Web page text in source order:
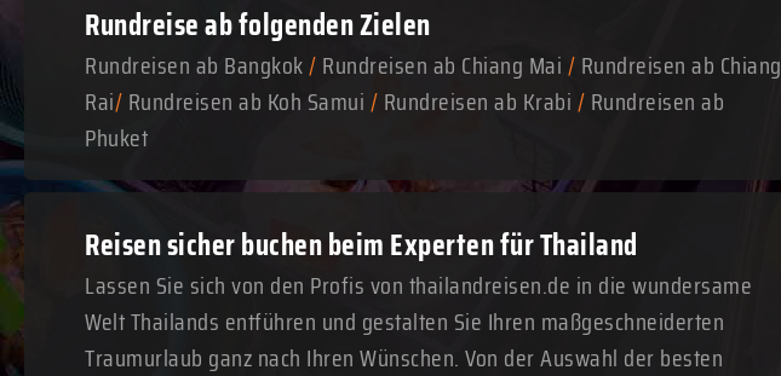
Rundreise ab folgenden Zielen
Rundreisen ab Bangkok/Rundreisen ab Chiang Mai/Rundreisen ab Chiang
Rai/Rundreisen ab Koh Samui/Rundreisen ab Krabi/Rundreisen ab
Phuket
Reisen sicher buchen beim Experten für Thailand
Lassen Sie sich von den Profis von thailandreisen.de in die wundersame
Welt Thailands entführen und gestalten Sie Ihren maßgeschneiderten
Traumurlaub ganz nach Ihren Wünschen. Von der Auswahl der besten